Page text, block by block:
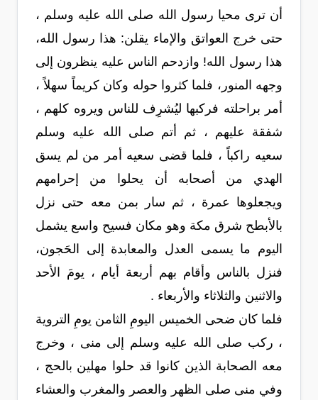
أن ترى محيا رسول الله صلى الله عليه وسلم ،
حتى خرج العواتق والإماء يقلن: هذا رسول الله،
هذا رسول الله! وازدحم الناس عليه ينظرون إلى
وجهه المنور، فلما كثروا حوله وكان كريماً سهلاً ،
أمر براحلته فركبها ليُشرِف للناس ويروه كلهم ،
شفقة عليهم ، ثم أتم صلى الله عليه وسلم
سعيه راكباً ، فلما قضى سعيه أمر من لم يسق
الهدي من أصحابه أن يحلوا من إحرامهم
ويجعلوها عمرة ، ثم سار بمن معه حتى نزل
بالأبطح شرق مكة وهو مكان فسيح واسع يشمل
اليوم ما يسمى العدل والمعابدة إلى الحَجون،
فنزل بالناس وأقام بهم أربعة أيام ، يومَ الأحد
والاثنين والثلاثاء والأربعاء .
فلما كان ضحى الخميس اليومِ الثامن يومِ التروية
، ركب صلى الله عليه وسلم إلى منى ، وخرج
معه الصحابة الذين كانوا قد حلوا مهلين بالحج ،
وفي منى صلى الظهر والعصر والمغرب والعشاء